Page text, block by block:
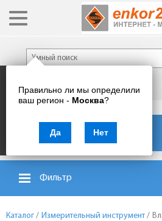
Правильно ли мы определили
ваш регион - Москва?
Да Нет
Каталог товаров
Фильтр
Каталог / Измерительный инструмент/